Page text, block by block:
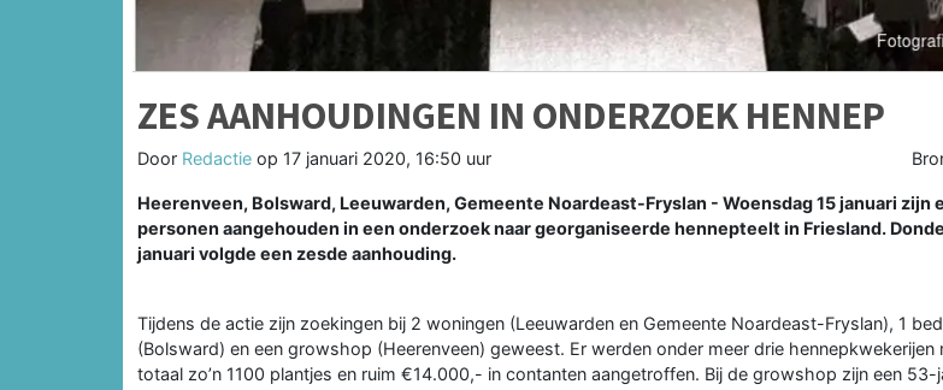
ZES AANHOUDINGEN IN ONDERZOEK HENNEP
Door Redactie op 17 januari 2020, 16:50 uur
Heerenveen, Bolsward, Leeuwarden, Gemeente Noardeast-Fryslan - Woensdag 15 januari zijn
personen aangehouden in een onderzoek naar georganiseerde hennepteelt in Friesland.
januari volgde een zesde aanhouding.
Tijdens de actie zijn zoekingen bij 2 woningen (Leeuwarden en Gemeente Noardeast-Fryslan), 1
(Bolsward) en een growshop (Heerenveen) geweest. Er werden onder meer drie hennepkwekerijen
totaal zo’n 1100 plantjes en ruim €14.000,- in contanten aangetroffen. Bij de growshop zijn een 53-